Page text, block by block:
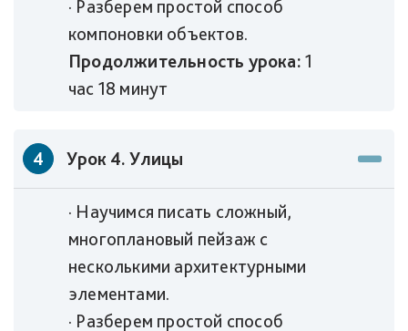
· Разберем простой способ
компоновки объектов.
Продолжительность урока: 1
час 18 минут
4 Урок 4. Улицы
· Научимся писать сложный,
многоплановый пейзаж с
несколькими архитектурными
элементами.
· Разберем простой способ